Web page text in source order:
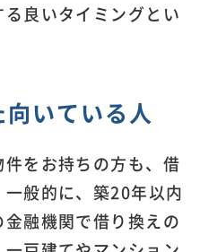
良いタイミングとい
いている人
をお持ちの方も、借
般的に、築20年以内
融機関で借り換えの